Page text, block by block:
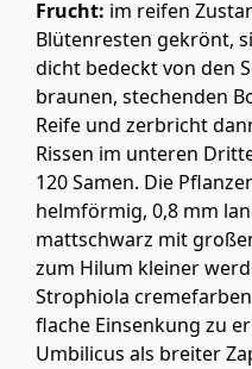
Frucht: im reifen
Blütenresten gekrönt,
dicht bedeckt von den
braunen, stechenden
Reife und zerbricht
Rissen im unteren
120 Samen. Die
helmförmig, 0,8 mm
mattschwarz mit
zum Hilum kleiner
Strophiola
flache Einsenkung zu
Umbilicus als breiter